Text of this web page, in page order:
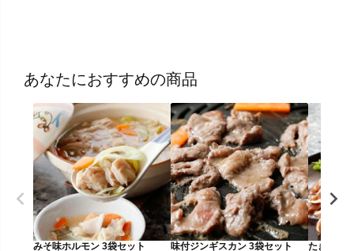
あなたにおすすめの商品
みそ味ホルモン 3袋セット 味付ジンギスカン 3袋セット たきもと